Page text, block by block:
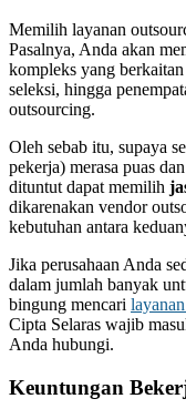
Memilih layanan
Pasalnya, Anda akan
kompleks yang
seleksi, hingga
outsourcing.
Oleh sebab itu, supaya
pekerja) merasa puas
dituntut dapat memilih
dikarenakan vendor
kebutuhan antara
Jika perusahaan Anda
dalam jumlah banyak
bingung mencari
Cipta Selaras wajib
Anda hubungi.
Keuntungan